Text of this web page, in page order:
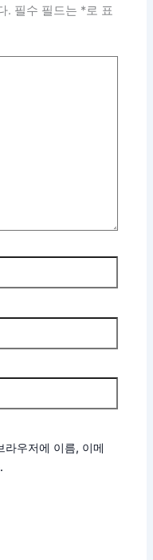
. 필수 필드는 *로 표
라우저에 이름, 이메